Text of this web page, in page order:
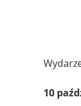
10